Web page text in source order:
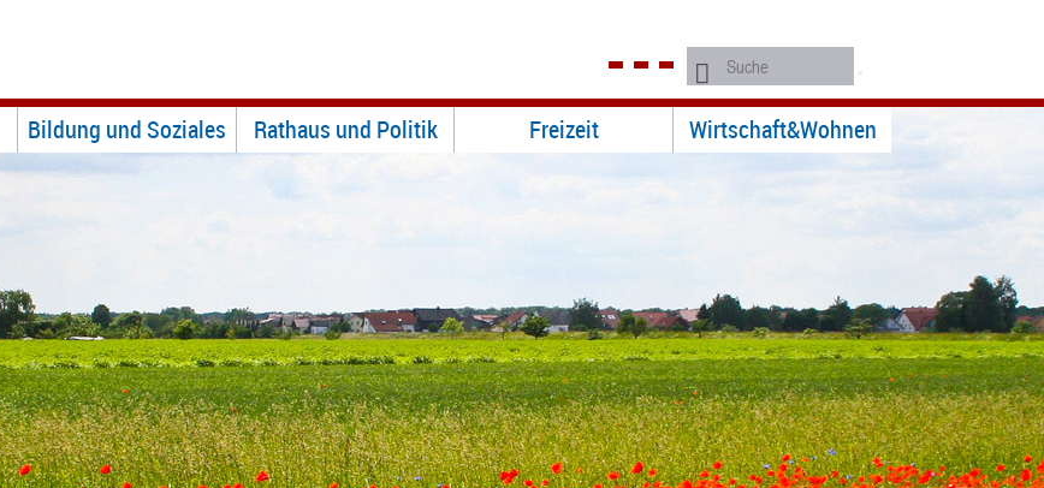
Bildung und Soziales Rathaus und Politik Freizeit Wirtschaft&Wohnen